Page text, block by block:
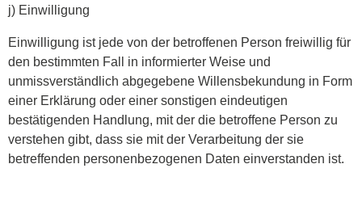
j) Einwilligung
Einwilligung ist jede von der betroffenen Person freiwillig für
den bestimmten Fall in informierter Weise und
unmissverständlich abgegebene Willensbekundung in Form
einer Erklärung oder einer sonstigen eindeutigen
bestätigenden Handlung, mit der die betroffene Person zu
verstehen gibt, dass sie mit der Verarbeitung der sie
betreffenden personenbezogenen Daten einverstanden ist.